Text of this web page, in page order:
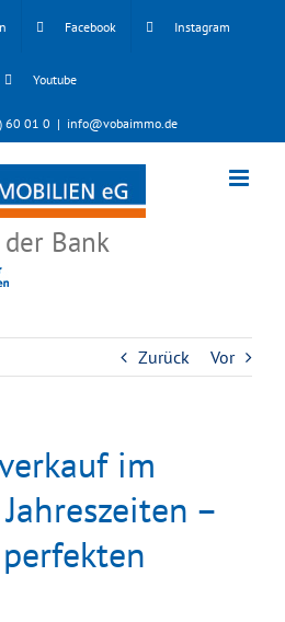
Facebook Instagram
Youtube
60 01 0 | info@vobaimmo.de
Bank
Zurück Vor
im
–